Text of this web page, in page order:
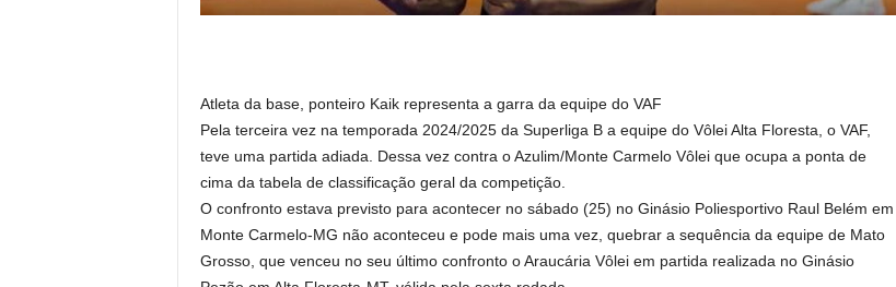
Atleta da base, ponteiro Kaik representa a garra da equipe do VAF
Pela terceira vez na temporada 2024/2025 da Superliga B a equipe do Vôlei Alta Floresta, o VAF,
teve uma partida adiada. Dessa vez contra o Azulim/Monte Carmelo Vôlei que ocupa a ponta de
cima da tabela de classificação geral da competição.
O confronto estava previsto para acontecer no sábado (25) no Ginásio Poliesportivo Raul Belém em
Monte Carmelo-MG não aconteceu e pode mais uma vez, quebrar a sequência da equipe de Mato
Grosso, que venceu no seu último confronto o Araucária Vôlei em partida realizada no Ginásio